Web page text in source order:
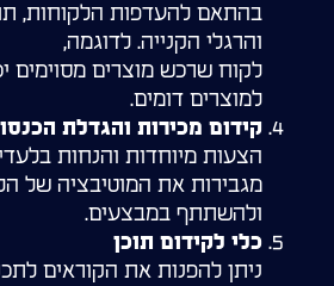
בהתאם להעדפות הלקוחות,
והרגלי הקנייה. לדוגמה,
לקוח שרכש מוצרים מסוימים
למוצרים דומים.
קידום מכירות והגדלת
הצעות מיוחדות והנחות
מגבירות את המוטיבציה של
ולהשתתף במבצעים.
כלי לקידום תוכן
ניתן להפנות את הקוראים